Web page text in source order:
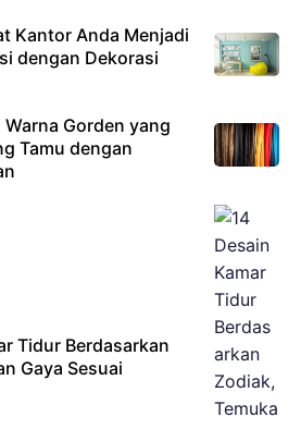
Kantor Anda Menjadi
dengan Dekorasi
Gorden yang
Tamu dengan
Tidur Berdasarkan
Gaya Sesuai